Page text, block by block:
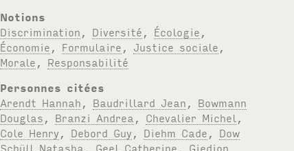
Notions
Discrimination
Diversité Écologie
Économie
Formulaire Justice sociale
Morale
Responsabilité
Personnes citées
Arendt Hannah
Baudrillard Jean
Bowmann
Douglas
Branzi Andrea Chevalier Michel
Cole Henry
Debord Guy Diehm Cade
Dow
Schüll Natasha
Geel Catherine
Giedion